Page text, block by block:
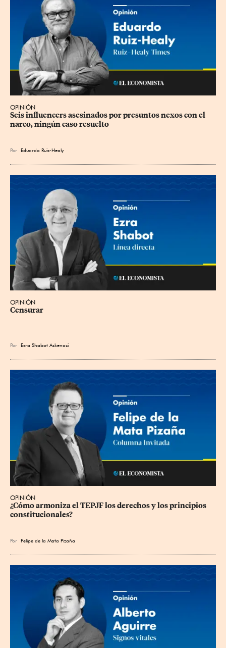
OPINIÓN
Seis influencers asesinados por presuntos nexos con el
narco, ningún caso resuelto
Por Eduardo Ruiz-Healy
OPINIÓN
Censurar
Por Ezra Shabot Askenazi
OPINIÓN
¿Cómo armoniza el TEPJF los derechos y los principios
constitucionales?
Por Felipe de la Mata Pizaña